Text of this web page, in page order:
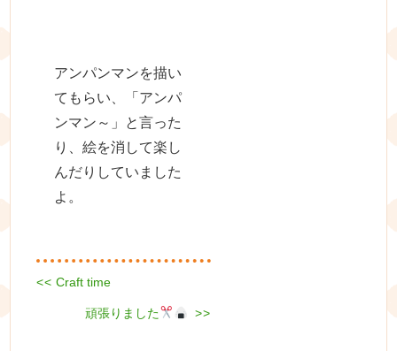
アンパンマンを描い
てもらい、「アンパ
ンマン～」と言った
り、絵を消して楽し
んだりしていました
よ。
投
稿
Previous
<< Craft time
Next
頑張りました >>